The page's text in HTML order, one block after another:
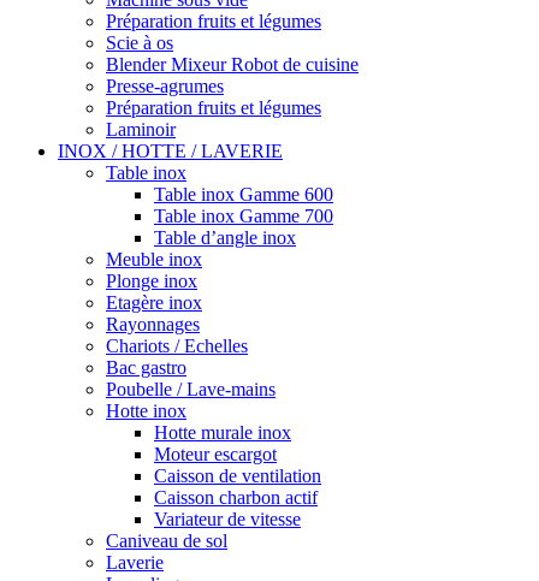
Préparation fruits et légumes
Scie à os
Blender Mixeur Robot de cuisine
Presse-agrumes
Préparation fruits et légumes
Laminoir
INOX / HOTTE / LAVERIE
Table inox
Table inox Gamme 600
Table inox Gamme 700
Table d’angle inox
Meuble inox
Plonge inox
Etagère inox
Rayonnages
Chariots / Echelles
Bac gastro
Poubelle / Lave-mains
Hotte inox
Hotte murale inox
Moteur escargot
Caisson de ventilation
Caisson charbon actif
Variateur de vitesse
Caniveau de sol
Laverie